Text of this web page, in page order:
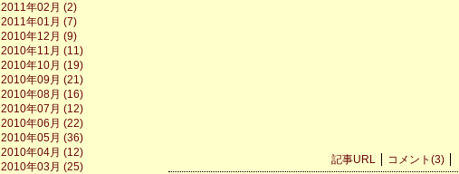
記事URL コメント(3)
2011年02月 (2)
2011年01月 (7)
2010年12月 (9)
2010年11月 (11)
2010年10月 (19)
2010年09月 (21)
2010年08月 (16)
2010年07月 (12)
2010年06月 (22)
2010年05月 (36)
2010年04月 (12)
2010年03月 (25)